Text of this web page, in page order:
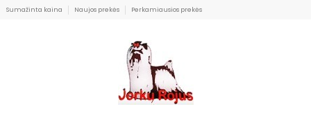
Sumažinta kaina Naujos prekės Perkamiausios prekės